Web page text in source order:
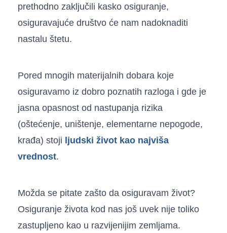
prethodno zaključili kasko osiguranje,
osiguravajuće društvo će nam nadoknaditi
nastalu štetu.
Pored mnogih materijalnih dobara koje
osiguravamo iz dobro poznatih razloga i gde je
jasna opasnost od nastupanja rizika
(oštećenje, uništenje, elementarne nepogode,
krađa) stoji ljudski život kao najviša
vrednost.
Možda se pitate zašto da osiguravam život?
Osiguranje života kod nas još uvek nije toliko
zastupljeno kao u razvijenijim zemljama.